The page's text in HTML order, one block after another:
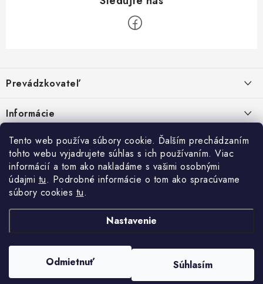
Tento web používa súbory cookie. Ďalším prechádzaním
tohto webu vyjadrujete súhlas s ich používaním. Viac
informácií a tom ako nakladáme s vašimi osobnými
údajmi tu. Podrobné informácie o tom ako spracúvame
súbory cookies tu.
Nastavenie
Odmietnuť Súhlasím
p
ä
t
Prevádzkovateľ
Malinová 49
IČO: 34670602
DIČ: 1020448297
IČ DPH: SK1020448297
Informácie
Kontakty
Doprava a platba
Obchodné podmienky
Reklamácie
Facebook
Vytvoril Shopteta jeho partner
Copyright 2026 . Všetky práva vyhradené.